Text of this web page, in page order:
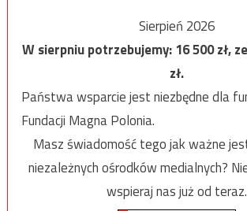
Sierpień 2026
W sierpniu potrzebujemy:16 500zł,
zł.
Państwa wsparcie jest niezbędne dla
Fundacji Magna Polonia.
Masz świadomość tego jak ważne
niezależnych ośrodków medialnych?
wspieraj nas już od teraz.